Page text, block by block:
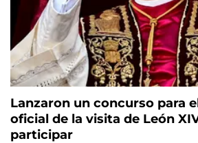
Lanzaron un concurso para
oficial de la visita de León
participar